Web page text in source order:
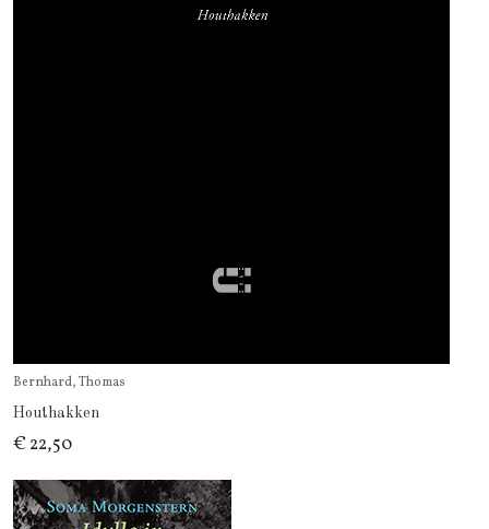
Bernhard, Thomas
Houthakken
€ 22,50